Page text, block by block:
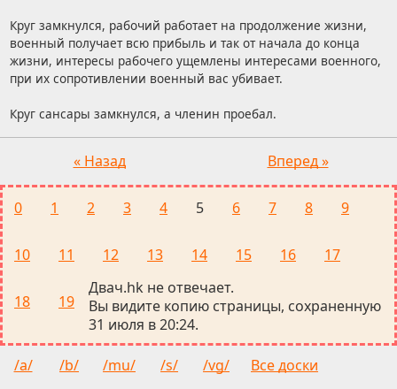
Круг замкнулся, рабочий работает на продолжение жизни,
военный получает всю прибыль и так от начала до конца
жизни, интересы рабочего ущемлены интересами военного,
при их сопротивлении военный вас убивает.
Круг сансары замкнулся, а членин проебал.
« Назад Вперед »
0 1 2 3 4 5 6 7 8 9
10 11 12 13 14 15 16 17
18 19
Двач.hk не отвечает.
Вы видите копию страницы, сохраненную
31 июля в 20:24.
/a/ /b/ /mu/ /s/ /vg/ Все доски